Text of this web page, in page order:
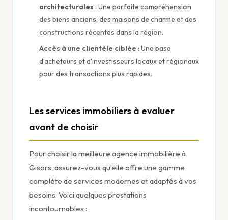
architecturales : Une parfaite compréhension
des biens anciens, des maisons de charme et des
constructions récentes dans la région.
Accès à une clientèle ciblée : Une base
d’acheteurs et d’investisseurs locaux et régionaux
pour des transactions plus rapides.
Les services immobiliers à evaluer
avant de choisir
Pour choisir la meilleure agence immobilière à
Gisors, assurez-vous qu’elle offre une gamme
complète de services modernes et adaptés à vos
besoins. Voici quelques prestations
incontournables :